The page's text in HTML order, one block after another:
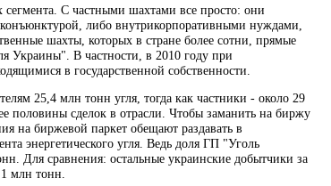
сегмента. С частными шахтами все просто: они
либо внутрикорпоративными нуждами,
шахты, которых в стране более сотни, прямые
Украины". В частности, в 2010 году при
в государственной собственности.
25,4 млн тонн угля, тогда как частники - около 29
половины сделок в отрасли. Чтобы заманить на биржу
на биржевой паркет обещают раздавать в
энергетического угля. Ведь доля ГП "Уголь
Для сравнения: остальные украинские добытчики за
млн тонн.